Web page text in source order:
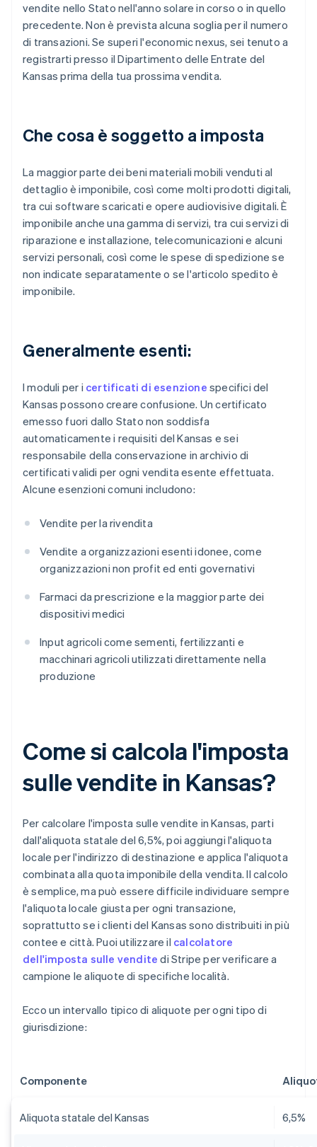
vendite nello Stato nell'anno solare in corso o in quello
precedente. Non è prevista alcuna soglia per il numero
di transazioni. Se superi l'economic nexus, sei tenuto a
registrarti presso il Dipartimento delle Entrate del
Kansas prima della tua prossima vendita.
Che cosa è soggetto a imposta
La maggior parte dei beni materiali mobili venduti al
dettaglio è imponibile, così come molti prodotti digitali,
tra cui software scaricati e opere audiovisive digitali. È
imponibile anche una gamma di servizi, tra cui servizi di
riparazione e installazione, telecomunicazioni e alcuni
servizi personali, così come le spese di spedizione se
non indicate separatamente o se l'articolo spedito è
imponibile.
Generalmente esenti:
I moduli per i certificati di esenzione specifici del
Kansas possono creare confusione. Un certificato
emesso fuori dallo Stato non soddisfa
automaticamente i requisiti del Kansas e sei
responsabile della conservazione in archivio di
certificati validi per ogni vendita esente effettuata.
Alcune esenzioni comuni includono:
Vendite per la rivendita
Vendite a organizzazioni esenti idonee, come
organizzazioni non profit ed enti governativi
Farmaci da prescrizione e la maggior parte dei
dispositivi medici
Input agricoli come sementi, fertilizzanti e
macchinari agricoli utilizzati direttamente nella
produzione
Come si calcola l'imposta
sulle vendite in Kansas?
Per calcolare l'imposta sulle vendite in Kansas, parti
dall'aliquota statale del 6,5%, poi aggiungi l'aliquota
locale per l'indirizzo di destinazione e applica l'aliquota
combinata alla quota imponibile della vendita. Il calcolo
è semplice, ma può essere difficile individuare sempre
l'aliquota locale giusta per ogni transazione,
soprattutto se i clienti del Kansas sono distribuiti in più
contee e città. Puoi utilizzare il calcolatore
dell'imposta sulle vendite di Stripe per verificare a
campione le aliquote di specifiche località.
Ecco un intervallo tipico di aliquote per ogni tipo di
giurisdizione:
Componente
Aliquota statale del Kansas 6,5%